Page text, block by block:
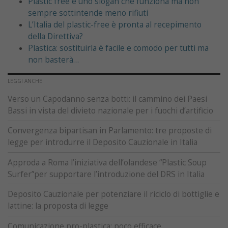
sempre sottintende meno rifiuti
L’Italia del plastic-free è pronta al recepimento
della Direttiva?
Plastica: sostituirla è facile e comodo per tutti ma
non basterà…
LEGGI ANCHE
Verso un Capodanno senza botti: il cammino dei Paesi
Bassi in vista del divieto nazionale per i fuochi d’artificio
Convergenza bipartisan in Parlamento: tre proposte di
legge per introdurre il Deposito Cauzionale in Italia
Approda a Roma l’iniziativa dell’olandese “Plastic Soup
Surfer”per supportare l’introduzione del DRS in Italia
Deposito Cauzionale per potenziare il riciclo di bottiglie e
lattine: la proposta di legge